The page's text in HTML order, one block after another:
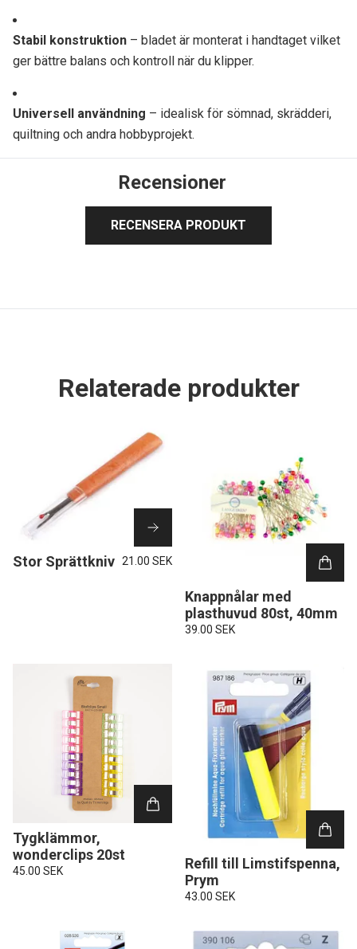
Stabil konstruktion – bladet är monterat i handtaget vilket
ger bättre balans och kontroll när du klipper.
Universell användning – idealisk för sömnad, skrädderi,
quiltning och andra hobbyprojekt.
Recensioner
RECENSERA PRODUKT
Relaterade produkter
Stor Sprättkniv 21.00 SEK
Knappnålar med
plasthuvud 80st, 40mm
39.00 SEK
Tygklämmor,
wonderclips 20st
45.00 SEK
Refill till Limstifspenna,
Prym
43.00 SEK